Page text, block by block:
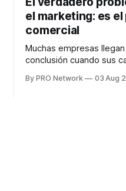
el marketing: es
comercial
Muchas empresas
conclusión cuando sus
marketing no funciona".
By PRO Network 03 Aug